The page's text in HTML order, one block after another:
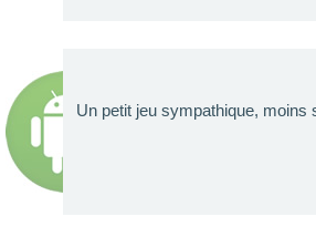
Un petit jeu sympathique, moins